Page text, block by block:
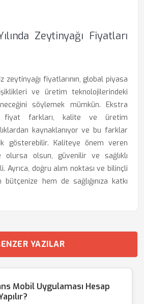
Zeytinyağı Fiyatları
zeytinyağı fiyatlarının, global piyasa
ve üretim teknolojilerindeki
söylemek mümkün. Ekstra
fiyat farkları, kalite ve üretim
kaynaklanıyor ve bu farklar
gösterebilir. Kaliteye önem veren
olsun, güvenilir ve sağlıklı
doğru alım noktası ve bilinçli
hem de sağlığınıza katkı
YAZILAR
Mobil Uygulaması Hesap